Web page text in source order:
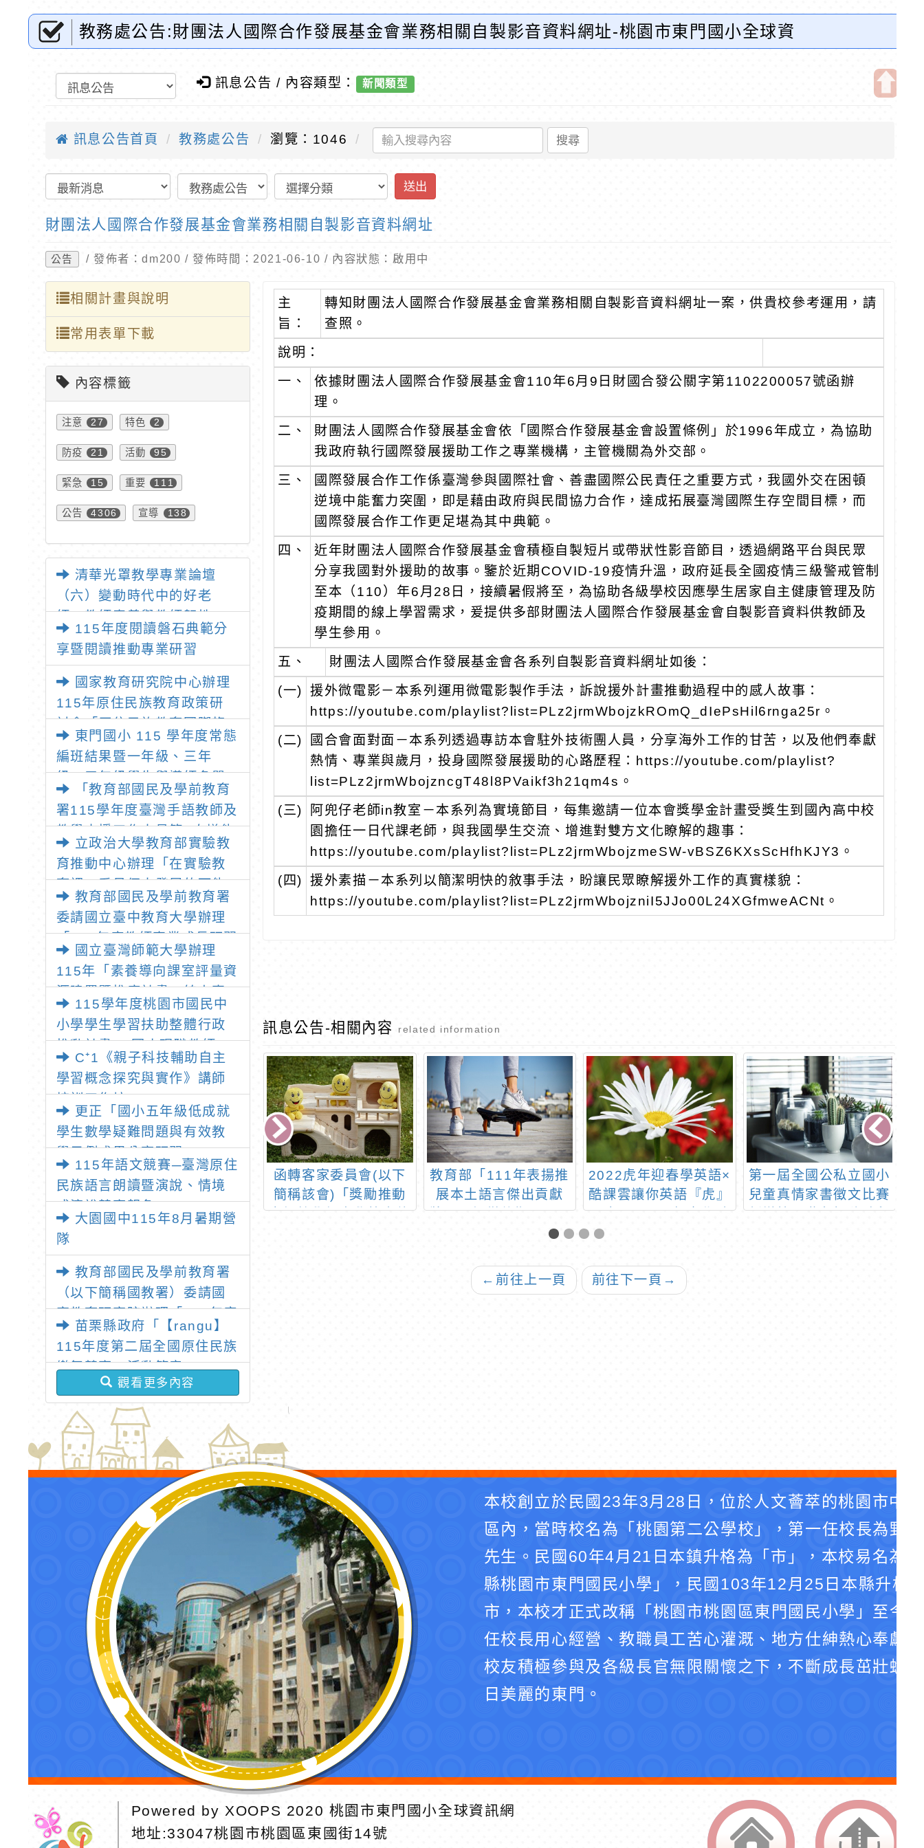
教務處公告:財團法人國際合作發展基金會業務相關自製影音資料網址-桃園市東門國小全球資
訊息公告 / 內容類型： 新聞類型
訊息公告首頁 教務處公告 瀏覽：1046 搜尋
送出
財團法人國際合作發展基金會業務相關自製影音資料網址
公告 / 發佈者：dm200 / 發佈時間：2021-06-10 / 內容狀態：啟用中
相關計畫與說明
常用表單下載
內容標籤
注意 27 特色 2
防疫 21 活動 95
緊急 15 重要 111
公告 4306 宣導 138
清華光罩教學專業論壇
（六）變動時代中的好老
師：教師素養與教師韌性
115年度閱讀磐石典範分
享暨閱讀推動專業研習
國家教育研究院中心辦理
115年原住民族教育政策研
討會「原住民族教育國際趨
勢與發展」
東門國小 115 學年度常態
編班結果暨一年級、三年
級、五年級學生與導師名單
「教育部國民及學前教育
署115學年度臺灣手語教師及
教學支援工作人員第1次增能
暨回訓研習實施計畫」1份
立政治大學教育部實驗教
育推動中心辦理「在實驗教
育裡，看見個人發展的可能
性」推廣講座
教育部國民及學前教育署
委請國立臺中教育大學辦理
「115年度教師專業成長研習
—「夢的N次方」實踐家論壇
（中區臺中場）」
國立臺灣師範大學辦理
115年「素養導向課室評量資
源建置暨推廣計畫」線上專
題講座之報名資訊
115學年度桃園市國民中
小學學生學習扶助整體行政
推動計畫 —國小現職教師8
小時認證研習
C⁺1《親子科技輔助自主
學習概念探究與實作》講師
培訓工作坊
更正「國小五年級低成就
學生數學疑難問題與有效教
學示例成果分享研習」
115年語文競賽─臺灣原住
民族語言朗讀暨演說、情境
式演說競賽報名
大園國中115年8月暑期營
隊
教育部國民及學前教育署
（以下簡稱國教署）委請國
家教育研究院辦理「115年度
教學基地學校各領域教師暑
假共同備課研習」
苗栗縣政府「【rangu】
115年度第二屆全國原住民族
樂舞競賽」活動簡章
觀看更多內容
主
旨：
轉知財團法人國際合作發展基金會業務相關自製影音資料網址一案，供貴校參考運用，請
查照。
說明：
一、
依據財團法人國際合作發展基金會110年6月9日財國合發公關字第1102200057號函辦
理。
二、
財團法人國際合作發展基金會依「國際合作發展基金會設置條例」於1996年成立，為協助
我政府執行國際發展援助工作之專業機構，主管機關為外交部。
三、
國際發展合作工作係臺灣參與國際社會、善盡國際公民責任之重要方式，我國外交在困頓
逆境中能奮力突圍，即是藉由政府與民間協力合作，達成拓展臺灣國際生存空間目標，而
國際發展合作工作更足堪為其中典範。
四、
近年財團法人國際合作發展基金會積極自製短片或帶狀性影音節目，透過網路平台與民眾
分享我國對外援助的故事。鑒於近期COVID-19疫情升溫，政府延長全國疫情三級警戒管制
至本（110）年6月28日，接續暑假將至，為協助各級學校因應學生居家自主健康管理及防
疫期間的線上學習需求，爰提供多部財團法人國際合作發展基金會自製影音資料供教師及
學生參用。
五、
財團法人國際合作發展基金會各系列自製影音資料網址如後：
(一)
援外微電影－本系列運用微電影製作手法，訴說援外計畫推動過程中的感人故事：
https://youtube.com/playlist?list=PLz2jrmWbojzkROmQ_dIePsHil6rnga25r。
(二)
國合會面對面－本系列透過專訪本會駐外技術團人員，分享海外工作的甘苦，以及他們奉獻
熱情、專業與歲月，投身國際發展援助的心路歷程：https://youtube.com/playlist?
list=PLz2jrmWbojzncgT48l8PVaikf3h21qm4s。
(三)
阿兜仔老師in教室－本系列為實境節目，每集邀請一位本會獎學金計畫受獎生到國內高中校
園擔任一日代課老師，與我國學生交流、增進對雙方文化瞭解的趣事：
https://youtube.com/playlist?list=PLz2jrmWbojzmeSW-vBSZ6KXsScHfhKJY3。
(四)
援外素描－本系列以簡潔明快的敘事手法，盼讓民眾瞭解援外工作的真實樣貌：
https://youtube.com/playlist?list=PLz2jrmWbojzniI5JJo00L24XGfmweACNt。
訊息公告-相關內容 related information
世界生根計
學年度上學
教法研習」
)線上視訊研
109學年度本市國民中
小學學生學習扶助整體
行政推動計畫子計畫十
學生學習計畫
函轉客家委員會(以下
簡稱該會)「獎勵推動
客語教學語言學校實施
教育部「111年表揚推
展本土語言傑出貢獻
獎」原訂徵件期限111
年10月31日延長至同
2022虎年迎春學英語×
酷課雲讓你英語『虎』
厲害！」111年臺北酷
課雲寒假英語線上直播
第一屆全國公私立國小
兒童真情家書徵文比賽
新增第二階段投稿時段
← 前往上一頁 前往下一頁 →
本校創立於民國23年3月28日，位於人文薈萃的桃園市中
區內，當時校名為「桃園第二公學校」，第一任校長為野
先生。民國60年4月21日本鎮升格為「市」，本校易名為
縣桃園市東門國民小學」，民國103年12月25日本縣升格
市，本校才正式改稱「桃園市桃園區東門國民小學」至今
任校長用心經營、教職員工苦心灌溉、地方仕紳熱心奉獻
校友積極參與及各級長官無限關懷之下，不斷成長茁壯蛻
日美麗的東門。
Powered by XOOPS 2020 桃園市東門國小全球資訊網
地址:33047桃園市桃園區東國街14號